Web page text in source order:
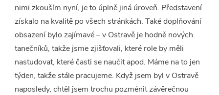
nimi zkouším nyní, je to úplně jiná úroveň. Představení
získalo na kvalitě po všech stránkách. Také doplňování
obsazení bylo zajímavé – v Ostravě je hodně nových
tanečníků, takže jsme zjišťovali, které role by měli
nastudovat, které časti se naučit apod. Máme na to jen
týden, takže stále pracujeme. Když jsem byl v Ostravě
naposledy, chtěl jsem trochu pozměnit závěrečnou